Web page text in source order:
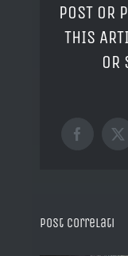
POST OR
THIS
OR
Facebook
X
Post correlati